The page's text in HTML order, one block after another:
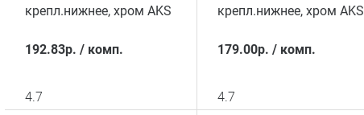
крепл.нижнее, хром AKS
192.83р. / комп.
4.7
крепл.нижнее, хром AKS
179.00р. / комп.
4.7